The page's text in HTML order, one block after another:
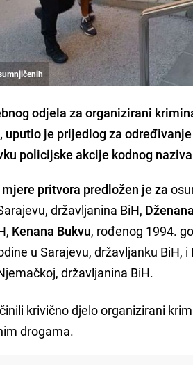
odjela za organizirani
je prijedlog za
policijske akcije kodnog
pritvora predložen je za
državljanina BiH,
Kenana Bukvu, rođenog 1994.
u Sarajevu, državljanku BiH, i
državljanina BiH.
krivično djelo organizirani
drogama.